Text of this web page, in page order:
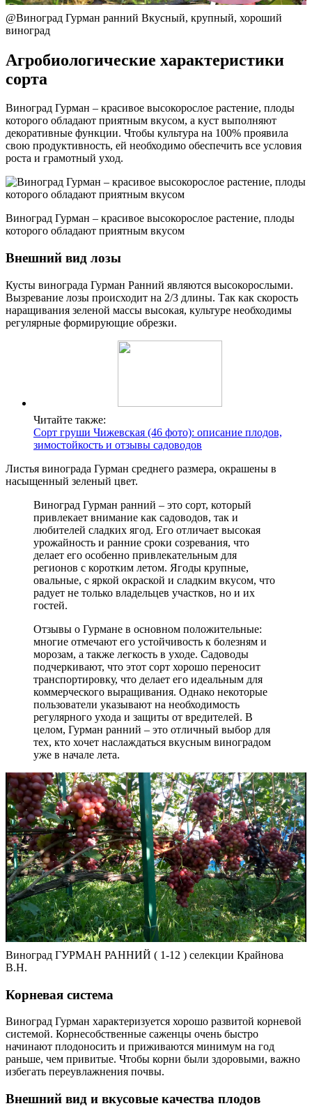
@Виноград Гурман ранний Вкусный, крупный, хороший
виноград
Агробиологические характеристики
сорта
Виноград Гурман – красивое высокорослое растение, плоды
которого обладают приятным вкусом, а куст выполняют
декоративные функции. Чтобы культура на 100% проявила
свою продуктивность, ей необходимо обеспечить все условия
роста и грамотный уход.
Виноград Гурман – красивое высокорослое растение, плоды
которого обладают приятным вкусом
Внешний вид лозы
Кусты винограда Гурман Ранний являются высокорослыми.
Вызревание лозы происходит на 2/3 длины. Так как скорость
наращивания зеленой массы высокая, культуре необходимы
регулярные формирующие обрезки.
Читайте также:
Сорт груши Чижевская (46 фото): описание плодов,
зимостойкость и отзывы садоводов
Листья винограда Гурман среднего размера, окрашены в
насыщенный зеленый цвет.
Виноград Гурман ранний – это сорт, который
привлекает внимание как садоводов, так и
любителей сладких ягод. Его отличает высокая
урожайность и ранние сроки созревания, что
делает его особенно привлекательным для
регионов с коротким летом. Ягоды крупные,
овальные, с яркой окраской и сладким вкусом, что
радует не только владельцев участков, но и их
гостей.
Отзывы о Гурмане в основном положительные:
многие отмечают его устойчивость к болезням и
морозам, а также легкость в уходе. Садоводы
подчеркивают, что этот сорт хорошо переносит
транспортировку, что делает его идеальным для
коммерческого выращивания. Однако некоторые
пользователи указывают на необходимость
регулярного ухода и защиты от вредителей. В
целом, Гурман ранний – это отличный выбор для
тех, кто хочет наслаждаться вкусным виноградом
уже в начале лета.
Виноград ГУРМАН РАННИЙ ( 1-12 ) селекции Крайнова
В.Н.
Корневая система
Виноград Гурман характеризуется хорошо развитой корневой
системой. Корнесобственные саженцы очень быстро
начинают плодоносить и приживаются минимум на год
раньше, чем привитые. Чтобы корни были здоровыми, важно
избегать переувлажнения почвы.
Внешний вид и вкусовые качества плодов